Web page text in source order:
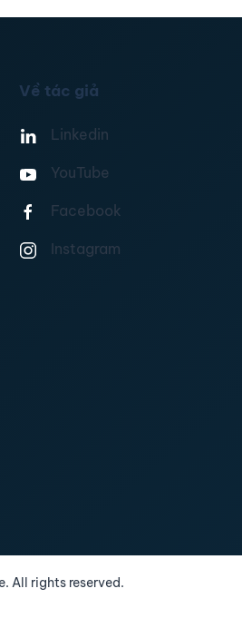
Về tác giả
Linkedin
YouTube
Facebook
Instagram
All rights reserved.